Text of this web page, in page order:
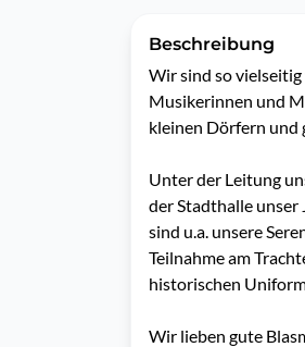
Beschreibung
Wir sind so
Musikerinnen und
kleinen Dörfern und
Unter der Leitung
der Stadthalle
sind u.a. unsere
Teilnahme am
historischen
Wir lieben gute